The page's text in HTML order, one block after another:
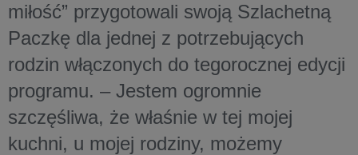
miłość” przygotowali swoją Szlachetną
Paczkę dla jednej z potrzebujących
rodzin włączonych do tegorocznej edycji
programu. – Jestem ogromnie
szczęśliwa, że właśnie w tej mojej
kuchni, u mojej rodziny, możemy